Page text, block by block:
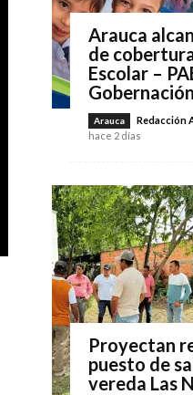
Arauca
de
Escolar –
Gobernación
Arauca Redacción
hace 2 días
Proyectan
puesto de
vereda Las